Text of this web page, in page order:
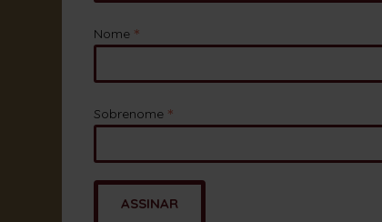
Nome *
Sobrenome *